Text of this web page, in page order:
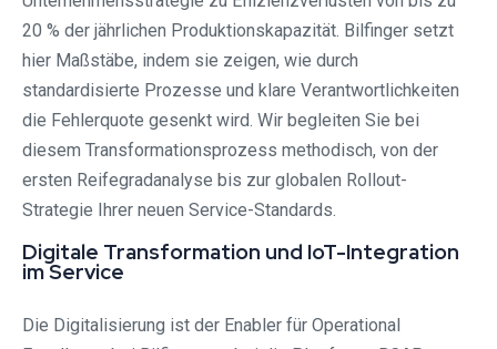
20 % der jährlichen Produktionskapazität. Bilfinger setzt
hier Maßstäbe, indem sie zeigen, wie durch
standardisierte Prozesse und klare Verantwortlichkeiten
die Fehlerquote gesenkt wird. Wir begleiten Sie bei
diesem Transformationsprozess methodisch, von der
ersten Reifegradanalyse bis zur globalen Rollout-
Strategie Ihrer neuen Service-Standards.
Digitale Transformation und IoT-Integration
im Service
Die Digitalisierung ist der Enabler für Operational